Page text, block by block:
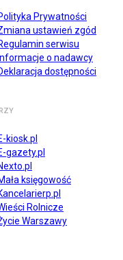
Prywatności
ustawień zgód
serwisu
Informacje o nadawcy
dostępności
kiosk.pl
gazety.pl
księgowość
Rolnicze
Warszawy